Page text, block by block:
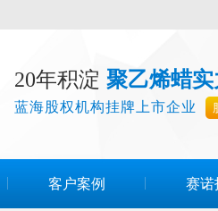
20年积淀 聚乙烯蜡
蓝海股权机构挂牌上市企业
客户案例 赛诺